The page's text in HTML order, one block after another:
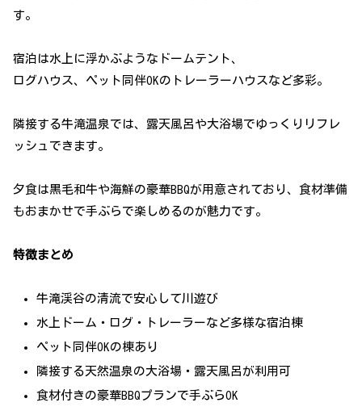
す。
宿泊は水上に浮かぶようなドームテント、
ログハウス、ペット同伴OKのトレーラーハウスなど多彩。
隣接する牛滝温泉では、露天風呂や大浴場でゆっくりリフレ
ッシュできます。
夕食は黒毛和牛や海鮮の豪華BBQが用意されており、食材準備
もおまかせで手ぶらで楽しめるのが魅力です。
特徴まとめ
牛滝渓谷の清流で安心して川遊び
水上ドーム・ログ・トレーラーなど多様な宿泊棟
ペット同伴OKの棟あり
隣接する天然温泉の大浴場・露天風呂が利用可
食材付きの豪華BBQプランで手ぶらOK